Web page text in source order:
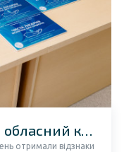
КНП ЛОР "Львівський обласний клінічний перинатальний центр"
отримали відзнаки